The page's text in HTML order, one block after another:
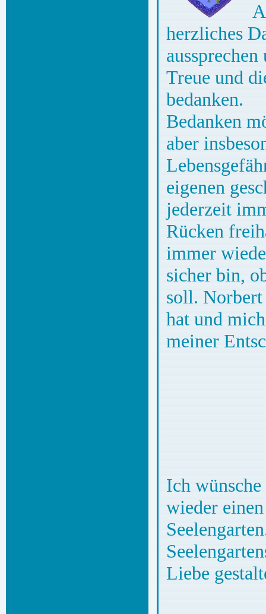
herzliches
Treue und
bedanken.
Bedanken
aber
eigenen
jederzeit
Rücken
immer
sicher bin,
soll. Norbert
hat und
meiner
Ich
wieder
Liebe